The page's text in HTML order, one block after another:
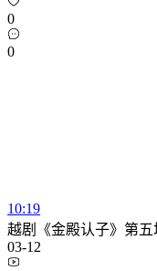
0
0
10:19
越剧《金殿认子》第五
03-12